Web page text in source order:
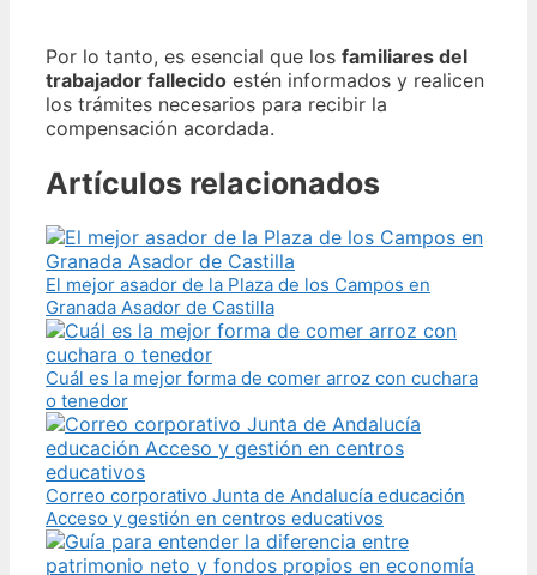
Por lo tanto, es esencial que los familiares del
trabajador fallecido estén informados y realicen
los trámites necesarios para recibir la
compensación acordada.
Artículos relacionados
El mejor asador de la Plaza de los Campos en
Granada Asador de Castilla
Cuál es la mejor forma de comer arroz con cuchara
o tenedor
Correo corporativo Junta de Andalucía educación
Acceso y gestión en centros educativos